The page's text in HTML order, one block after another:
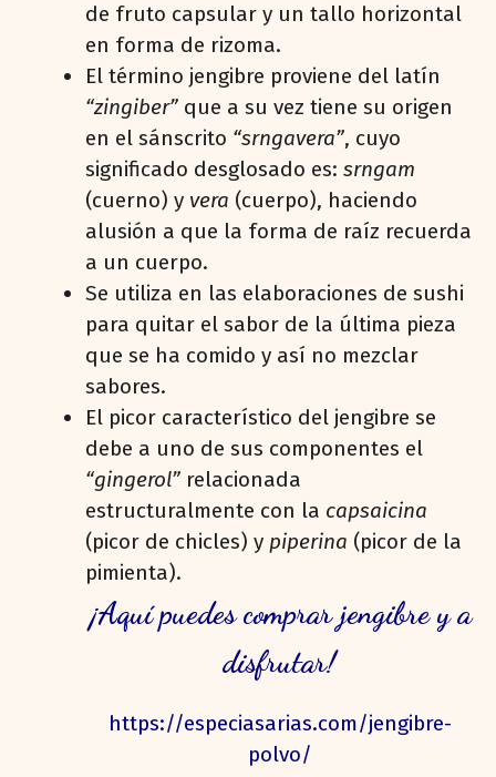
de fruto capsular y un tallo horizontal
en forma de rizoma.
El término jengibre proviene del latín
“zingiber” que a su vez tiene su origen
en el sánscrito “srngavera”, cuyo
significado desglosado es: srngam
(cuerno) y vera (cuerpo), haciendo
alusión a que la forma de raíz recuerda
a un cuerpo.
Se utiliza en las elaboraciones de sushi
para quitar el sabor de la última pieza
que se ha comido y así no mezclar
sabores.
El picor característico del jengibre se
debe a uno de sus componentes el
“gingerol” relacionada
estructuralmente con la capsaicina
(picor de chicles) y piperina (picor de la
pimienta).
¡Aquí puedes comprar jengibre y a
disfrutar!
https://especiasarias.com/jengibre-
polvo/